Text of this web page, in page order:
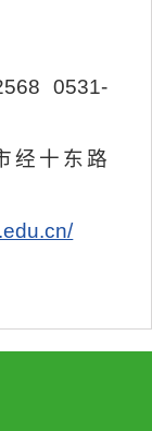
0531-
经十东路